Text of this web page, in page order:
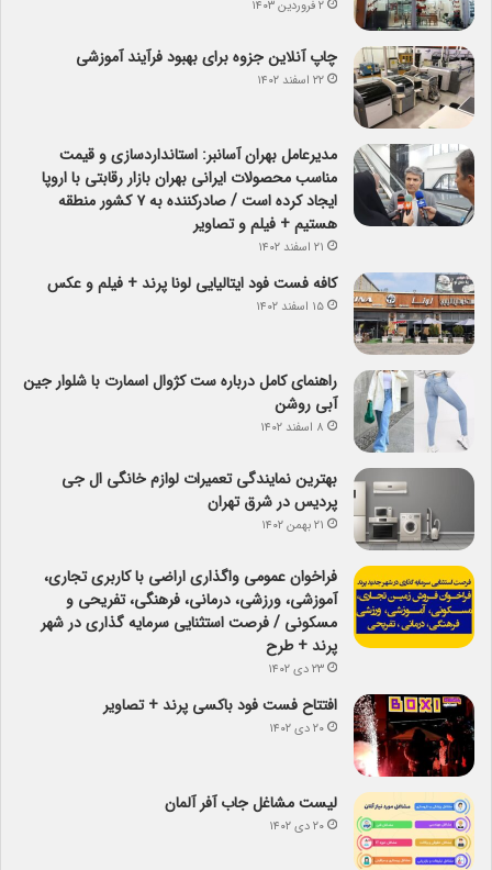
۲ فروردین ۱۴۰۳
چاپ آنلاین جزوه برای بهبود فرآیند آموزشی
۲۲ اسفند ۱۴۰۲
مدیرعامل بهران آسانبر: استانداردسازی و قیمت
مناسب محصولات ایرانی بهران بازار رقابتی با اروپا
ایجاد کرده است / صادرکننده به ۷ کشور منطقه
هستیم + فیلم و تصاویر
۲۱ اسفند ۱۴۰۲
کافه فست فود ایتالیایی لونا پرند + فیلم و عکس
۱۵ اسفند ۱۴۰۲
راهنمای کامل درباره ست کژوال اسمارت با شلوار جین
آبی روشن
۸ اسفند ۱۴۰۲
بهترین نمایندگی تعمیرات لوازم خانگی ال جی
پردیس در شرق تهران
۲۱ بهمن ۱۴۰۲
فراخوان عمومی واگذاری اراضی با کاربری تجاری،
آموزشی، ورزشی، درمانی، فرهنگی، تفریحی و
مسکونی / فرصت استثنایی سرمایه گذاری در شهر
پرند + طرح
۲۳ دی ۱۴۰۲
افتتاح فست فود باکسی پرند + تصاویر
۲۰ دی ۱۴۰۲
لیست مشاغل جاب آفر آلمان
۲۰ دی ۱۴۰۲